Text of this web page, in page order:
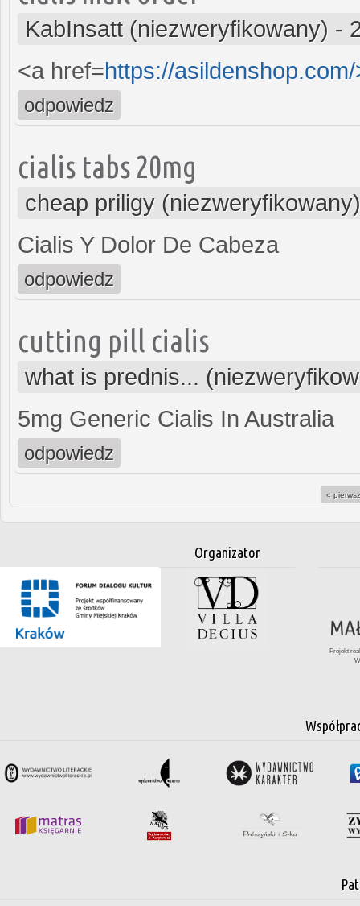
KabInsatt (niezweryfikowany) -
<a href=https://
odpowiedz
cialis tabs 20mg
cheap priligy (niezweryfikowany)
Cialis Y Dolor De Cabeza
odpowiedz
cutting pill cialis
what is prednis...
5mg Generic Cialis In Australia
odpowiedz
«
Organizator
Projekt